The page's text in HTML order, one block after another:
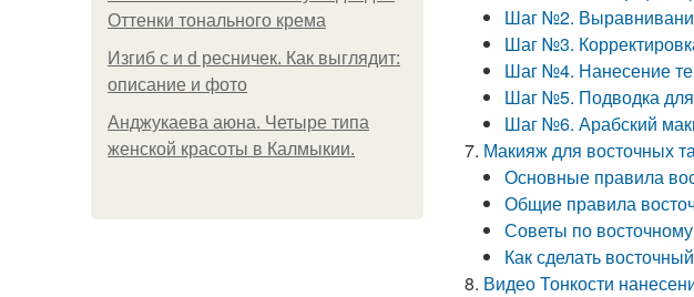
Оттенки тонального крема
Изгиб c и d ресничек. Как выглядит:
описание и фото
Анджукаева аюна. Четыре типа
женской красоты в Калмыкии.
Шаг №2.
Шаг №3.
Шаг №4. Нанесение
Шаг №5. Подводка для
Шаг №6. Арабский
Макияж для восточных
Основные правила
Общие правила
Советы по
Как сделать
Видео Тонкости